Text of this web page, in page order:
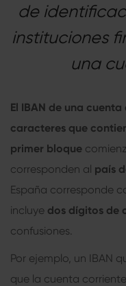
de
instituciones
una
El IBAN de una
caracteres que
primer bloque
corresponden al país
España corresponde
incluye dos dígitos de
confusiones.
Por ejemplo, un IBAN
que la cuenta